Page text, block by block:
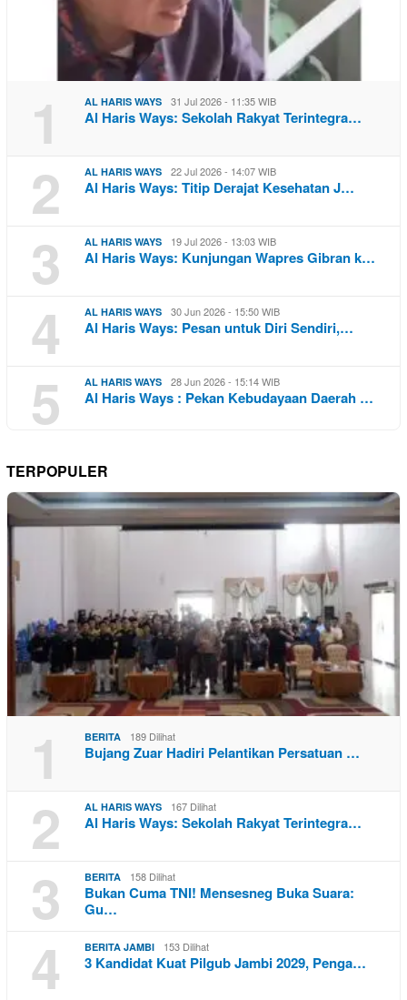
1 AL HARIS WAYS 31 Jul 2026 - 11:35 WIB
Al Haris Ways: Sekolah Rakyat Terintegra…
2 AL HARIS WAYS 22 Jul 2026 - 14:07 WIB
Al Haris Ways: Titip Derajat Kesehatan J…
3 AL HARIS WAYS 19 Jul 2026 - 13:03 WIB
Al Haris Ways: Kunjungan Wapres Gibran k…
4 AL HARIS WAYS 30 Jun 2026 - 15:50 WIB
Al Haris Ways: Pesan untuk Diri Sendiri,…
5 AL HARIS WAYS 28 Jun 2026 - 15:14 WIB
Al Haris Ways : Pekan Kebudayaan Daerah …
TERPOPULER
1 BERITA 189 Dilihat
Bujang Zuar Hadiri Pelantikan Persatuan …
2 AL HARIS WAYS 167 Dilihat
Al Haris Ways: Sekolah Rakyat Terintegra…
3 BERITA 158 Dilihat
Bukan Cuma TNI! Mensesneg Buka Suara:
Gu…
4 BERITA JAMBI 153 Dilihat
3 Kandidat Kuat Pilgub Jambi 2029, Penga…